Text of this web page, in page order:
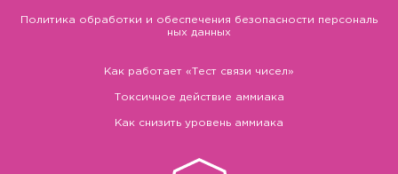
Политика обработки и обеспечения безопасности персональ
ных данных
Как работает «Тест связи чисел»
Токсичное действие аммиака
Как снизить уровень аммиака